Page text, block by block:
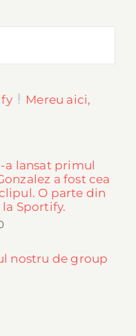
Mereu aici,
a lansat primul
a fost cea
O parte din
Sportify.
nostru de group